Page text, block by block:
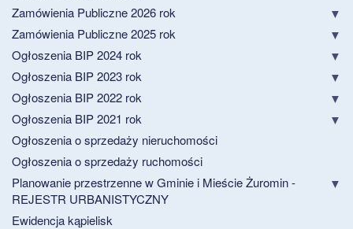
Zamówienia Publiczne 2026 rok
Zamówienia Publiczne 2025 rok
Ogłoszenia BIP 2024 rok
Ogłoszenia BIP 2023 rok
Ogłoszenia BIP 2022 rok
Ogłoszenia BIP 2021 rok
Ogłoszenia o sprzedaży nieruchomości
Ogłoszenia o sprzedaży ruchomości
Planowanie przestrzenne w Gminie i Mieście Żuromin -
REJESTR URBANISTYCZNY
Ewidencja kąpielisk